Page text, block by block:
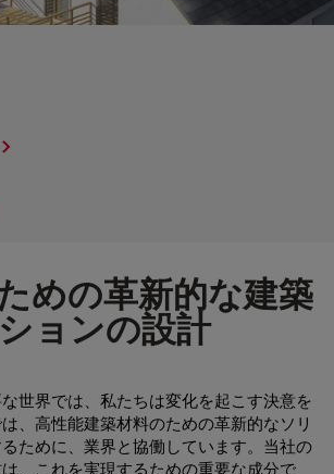
めの革新的な建築
ョンの設計
世界では、私たちは変化を起こす決意を
、高性能建築材料のための革新的なソリ
ために、業界と協働しています。当社の
、これを実現するための重要な成分で